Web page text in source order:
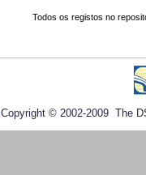
Todos os registos no
Copyright © 2002-2009 The